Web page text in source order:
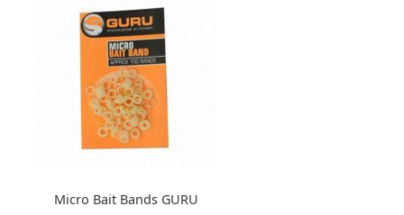
Micro Bait Bands GURU